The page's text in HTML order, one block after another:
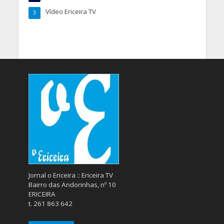
Vídeo Ericeira TV
3
Jornal o Ericeira :: Ericeira TV
Bairro das Andorinhas, nº 10
ERICEIRA
t. 261 863 642